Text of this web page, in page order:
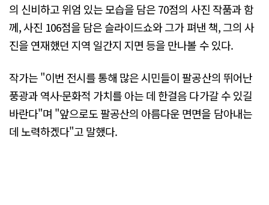
의 신비하고 위엄 있는 모습을 담은 70점의 사진 작품과 함
께, 사진 106점을 담은 슬라이드쇼와 그가 펴낸 책, 그의 사
진을 연재했던 지역 일간지 지면 등을 만나볼 수 있다.
작가는 "이번 전시를 통해 많은 시민들이 팔공산의 뛰어난
풍광과 역사·문화적 가치를 아는 데 한걸음 다가갈 수 있길
바란다"며 "앞으로도 팔공산의 아름다운 면면을 담아내는
데 노력하겠다"고 말했다.